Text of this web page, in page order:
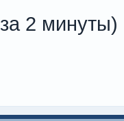
за 2 минуты)